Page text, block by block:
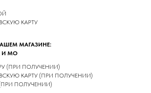
КАРТУ
МАГАЗИНЕ:
И МО
(ПРИ ПОЛУЧЕНИИ)
КАРТУ (ПРИ ПОЛУЧЕНИИ)
ПОЛУЧЕНИИ)